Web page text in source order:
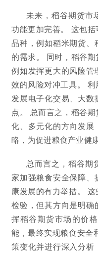
未来，稻谷期货市
功能更加完善。 这包
品种，例如稻米期货
的需求。 同时，稻谷
例如发挥更大的风险
效的风险对冲工具。
发展电子化交易、大数
点。 总而言之，稻谷
化、多元化的方向发
略，为促进粮食产业健
总而言之，稻谷期
家加强粮食安全保障
康发展的有力举措。
检验，但其方向是明
挥稻谷期货市场的价
能，最终实现粮食安全
策变化并进行深入分